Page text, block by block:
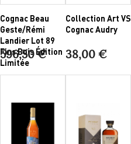
Cognac Beau
Geste/Rémi
Landier Lot 89
Fins Bois Édition
Limitée
596,50 €
Collection Art VS
Cognac Audry
38,00 €